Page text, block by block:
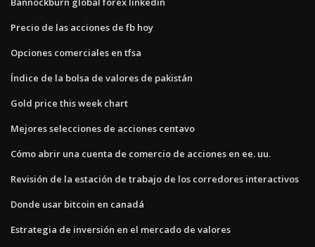
Precio de las acciones de fb hoy
Opciones comerciales en tfsa
Índice de la bolsa de valores de pakistán
Gold price this week chart
Mejores selecciones de acciones centavo
Cómo abrir una cuenta de comercio de acciones en ee. uu.
Revisión de la estación de trabajo de los corredores interactivos
Donde usar bitcoin en canadá
Estrategia de inversión en el mercado de valores